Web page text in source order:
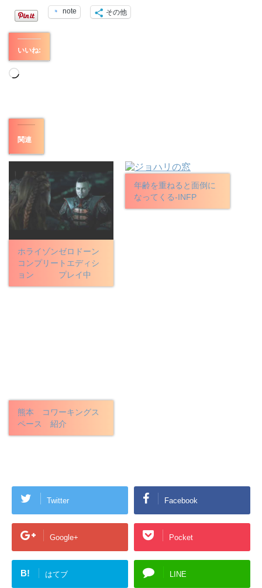
note その他
いいね:
読
中…
関連
ホライゾンゼロドーン
コンプリートエディシ
ョン プレイ中
年齢を重ねると面倒に
なってくる-INFP
熊本 コワーキングス
ペース 紹介
Twitter Facebook
Google+ Pocket
B! はてブ LINE